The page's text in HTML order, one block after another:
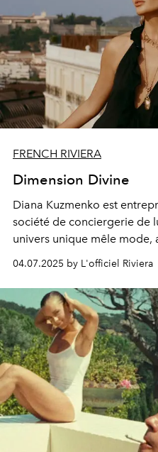
FRENCH RIVIERA
Dimension Divine
Diana Kuzmenko est
société de conciergerie de
univers unique mêle
spiritualité.
Chic et tournée vers
ère du luxe conscient.
04.07.2025 by L'officiel Riviera